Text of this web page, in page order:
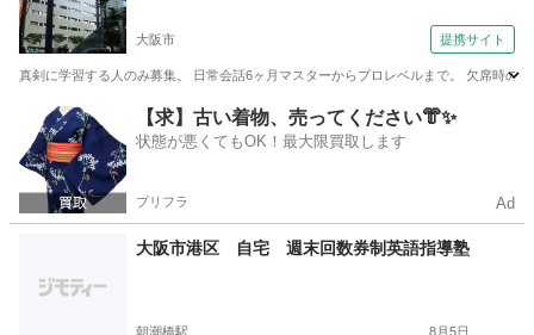
大阪市 提携サイト
真剣に学習する人のみ募集。 日常会話6ヶ月マスターからプロレベルまで。 欠席時の
大阪 大阪市 英会話
【求】古い着物、売ってください👘✨
状態が悪くてもOK！最大限買取します
プリフラ Ad
大阪市港区 自宅 週末回数券制英語指導塾
朝潮橋駅 8月5日